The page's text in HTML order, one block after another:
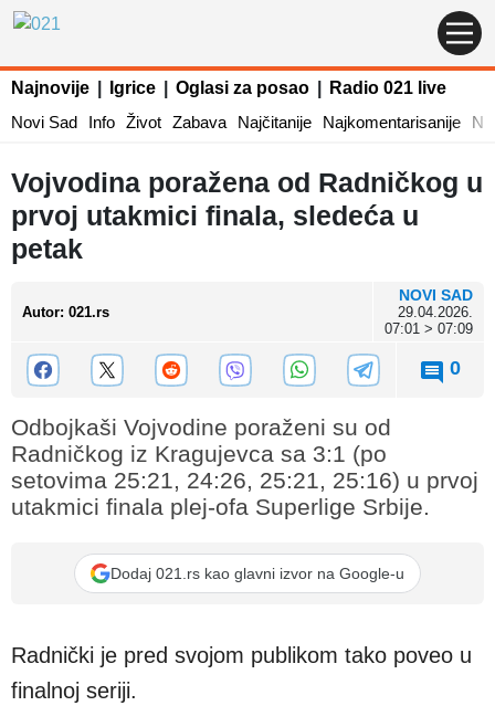
Najnovije Igrice Oglasi za posao
Radio 021 live
Novi Sad
Info Život Zabava Najčitanije Najkomentarisanije
Vojvodina poražena od Radničkog u
prvoj utakmici finala, sledeća u
petak
Autor: 021.rs
NOVI SAD
29.04.2026.
07:01 > 07:09
0
Odbojkaši Vojvodine poraženi su od
Radničkog iz Kragujevca sa 3:1 (po
setovima 25:21, 24:26, 25:21, 25:16) u prvoj
utakmici finala plej-ofa Superlige Srbije.
Dodaj 021.rs kao glavni izvor na Google-u
Radnički je pred svojom publikom tako poveo u
finalnoj seriji.